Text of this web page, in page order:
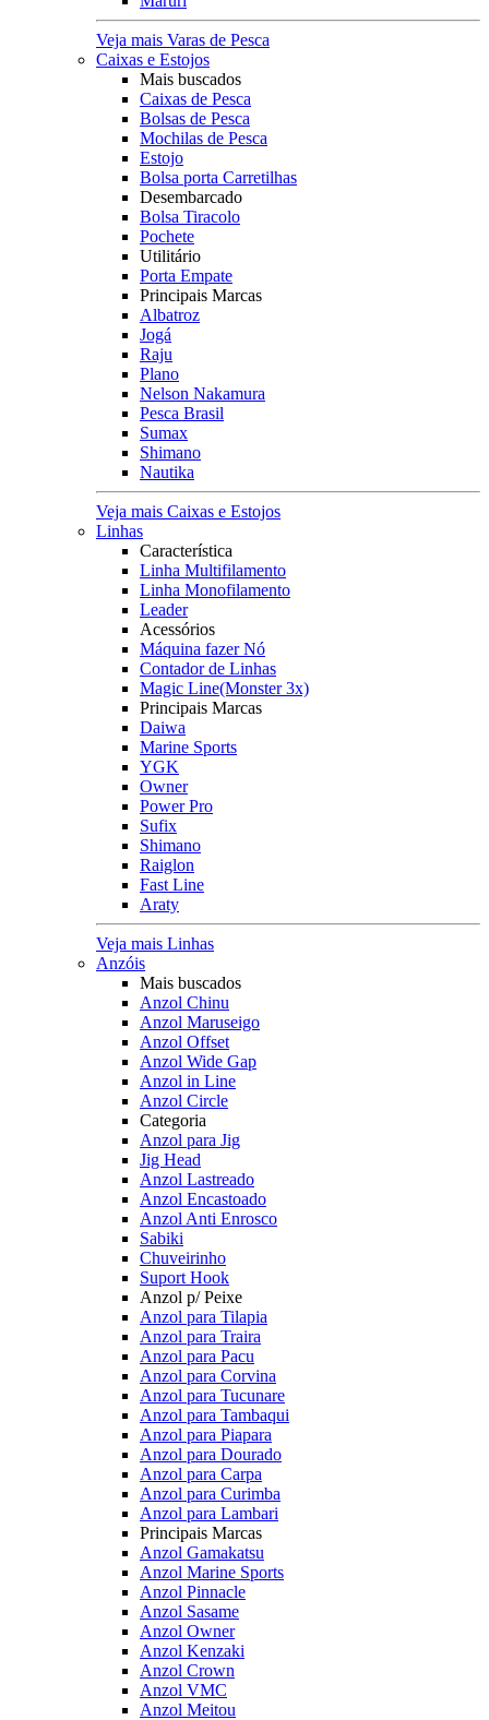
Veja mais Varas de Pesca
Caixas e Estojos
Mais buscados
Caixas de Pesca
Bolsas de Pesca
Mochilas de Pesca
Estojo
Bolsa porta Carretilhas
Desembarcado
Bolsa Tiracolo
Pochete
Utilitário
Porta Empate
Principais Marcas
Albatroz
Jogá
Raju
Plano
Nelson Nakamura
Pesca Brasil
Sumax
Shimano
Nautika
Veja mais Caixas e Estojos
Linhas
Característica
Linha Multifilamento
Linha Monofilamento
Leader
Acessórios
Máquina fazer Nó
Contador de Linhas
Magic Line(Monster 3x)
Principais Marcas
Daiwa
Marine Sports
YGK
Owner
Power Pro
Sufix
Shimano
Raiglon
Fast Line
Araty
Veja mais Linhas
Anzóis
Mais buscados
Anzol Chinu
Anzol Maruseigo
Anzol Offset
Anzol Wide Gap
Anzol in Line
Anzol Circle
Categoria
Anzol para Jig
Jig Head
Anzol Lastreado
Anzol Encastoado
Anzol Anti Enrosco
Sabiki
Chuveirinho
Suport Hook
Anzol p/ Peixe
Anzol para Tilapia
Anzol para Traira
Anzol para Pacu
Anzol para Corvina
Anzol para Tucunare
Anzol para Tambaqui
Anzol para Piapara
Anzol para Dourado
Anzol para Carpa
Anzol para Curimba
Anzol para Lambari
Principais Marcas
Anzol Gamakatsu
Anzol Marine Sports
Anzol Pinnacle
Anzol Sasame
Anzol Owner
Anzol Kenzaki
Anzol Crown
Anzol VMC
Anzol Meitou